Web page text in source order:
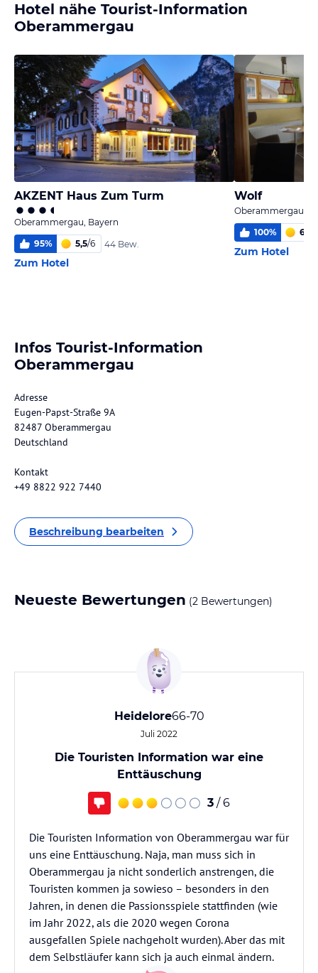
Hotel nähe Tourist-Information
Oberammergau
AKZENT Haus Zum Turm
Oberammergau, Bayern
95% 5,5/6 44 Bew.
Zum Hotel
Wolf
Oberammergau,
100% 6,0
Zum Hotel
Infos Tourist-Information
Oberammergau
Adresse
Eugen-Papst-Straße 9A
82487 Oberammergau
Deutschland
Kontakt
+49 8822 922 7440
Beschreibung bearbeiten
Neueste Bewertungen (2 Bewertungen)
Heidelore66-70
Juli 2022
Die Touristen Information war eine
Enttäuschung
3 / 6
Die Touristen Information von Oberammergau war für
uns eine Enttäuschung. Naja, man muss sich in
Oberammergau ja nicht sonderlich anstrengen, die
Touristen kommen ja sowieso – besonders in den
Jahren, in denen die Passionsspiele stattfinden (wie
im Jahr 2022, als die 2020 wegen Corona
ausgefallen Spiele nachgeholt wurden). Aber das mit
dem Selbstläufer kann sich ja auch einmal ändern.